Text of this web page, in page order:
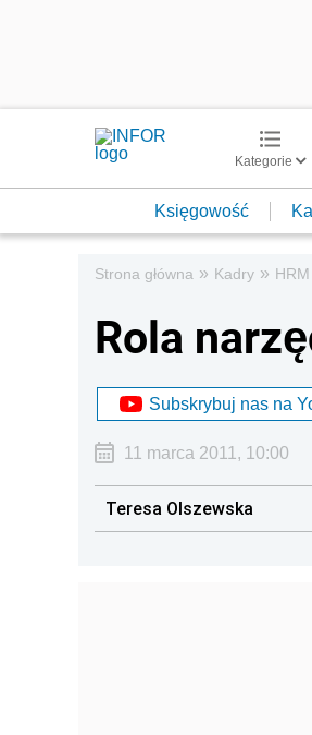
Kategorie
Księgowość
Strona główna » Kadry » HRM
Rola
Subskrybuj nas na
11 marca 2011, 10:00
Teresa Olszewska